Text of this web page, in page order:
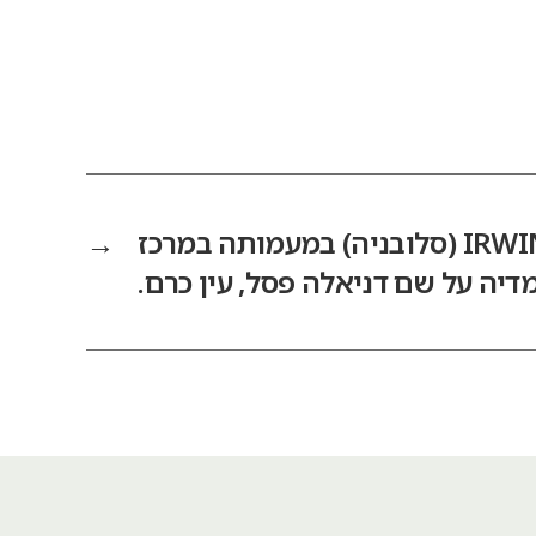
→
מפגש עם קבוצת IRWIN (סלובניה) במעמותה במרכז
על שם דניאלה פסל, עין כרם.